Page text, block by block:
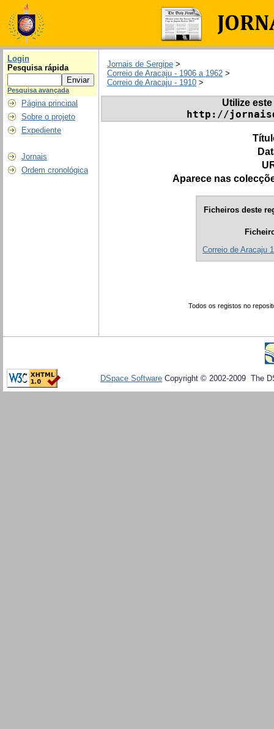
Login
Pesquisa rápida
Pesquisa avançada
Página principal
Sobre o projeto
Expediente
Jornais
Ordem cronológica
Jornais de Sergipe >
Correio de Aracaju - 1906 a 1962 >
Correio de Aracaju - 1910 >
Utilize
http://
Aparece nas
Ficheiros deste
Correio de Aracaju
Todos os registos no
DSpace Software Copyright © 2002-2009 The